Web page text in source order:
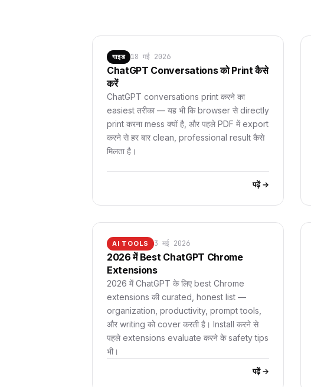
गाइड 18 मई 2026
ChatGPT Conversations को Print कैसे
करें
ChatGPT conversations print करने का
easiest तरीका — यह भी कि browser से directly
print करना mess क्यों है, और पहले PDF में export
करने से हर बार clean, professional result कैसे
मिलता है।
पढ़ें →
AI TOOLS 3 मई 2026
2026 में Best ChatGPT Chrome
Extensions
2026 में ChatGPT के लिए best Chrome
extensions की curated, honest list —
organization, productivity, prompt tools,
और writing को cover करती है। Install करने से
पहले extensions evaluate करने के safety tips
भी।
पढ़ें →